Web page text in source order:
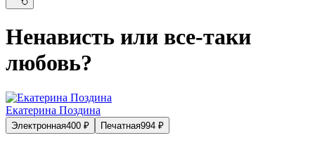
Ненависть или все-таки
любовь?
Екатерина Поздина
Электронная400 ₽ Печатная994 ₽